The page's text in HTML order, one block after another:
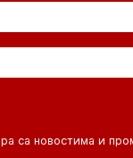
са новостима и